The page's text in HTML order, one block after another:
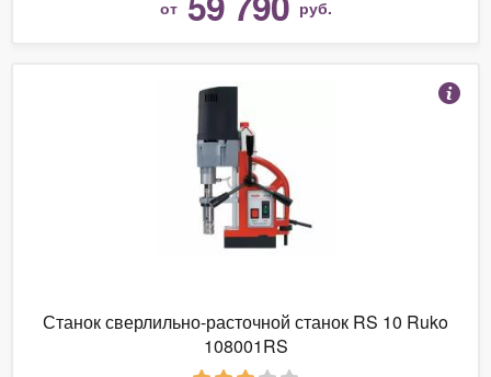
от руб.
Станок сверлильно-расточной станок RS 10 Ruko
108001RS